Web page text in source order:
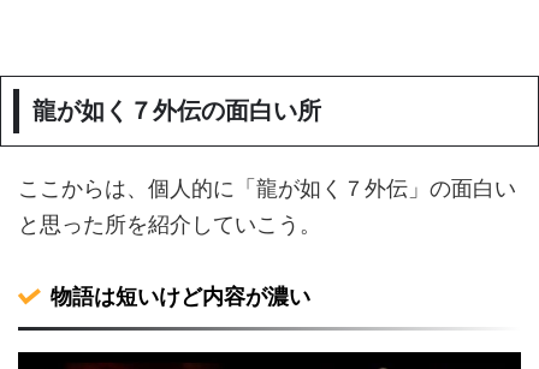
龍が如く７外伝の面白い所
ここからは、個人的に「龍が如く７外伝」の面白い
と思った所を紹介していこう。
物語は短いけど内容が濃い